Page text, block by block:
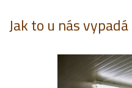
Jak to u nás vypadá